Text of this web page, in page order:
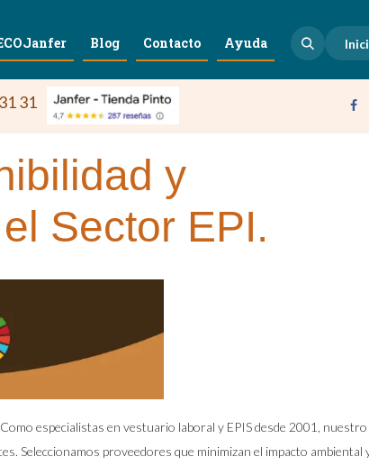
Blog Contacto Ayuda
31
y
Sector EPI.
especialistas en vestuario laboral y EPIS desde 2001,
Seleccionamos proveedores que minimizan el impacto ambiental